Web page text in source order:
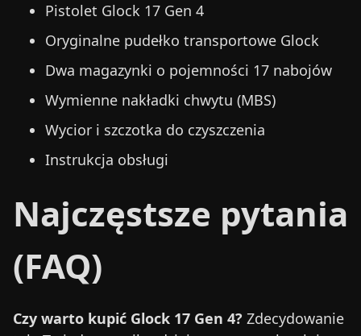
Pistolet Glock 17 Gen 4
Oryginalne pudełko transportowe Glock
Dwa magazynki o pojemności 17 nabojów
Wymienne nakładki chwytu (MBS)
Wycior i szczotka do czyszczenia
Instrukcja obsługi
Najczęstsze pytania
(FAQ)
Czy warto kupić Glock 17 Gen 4? Zdecydowanie